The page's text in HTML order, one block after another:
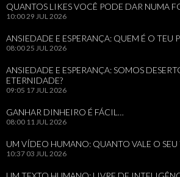
QUANTOS LIKES VOCÊ PODE DAR NUMA
10:00 29 JUL 2026
ANSIEDADE E ESPERANÇA: QUEM É O TEU
08:00 25 JUL 2026
ANSIEDADE E ESPERANÇA: SOMOS
ETERNIDADE?
09:05 17 JUL 2026
GANHAR DINHEIRO É FÁCIL…
08:00 11 JUL 2026
UM VÍDEO HUMANO: QUANTO VALE O SEU
10:37 03 JUL 2026